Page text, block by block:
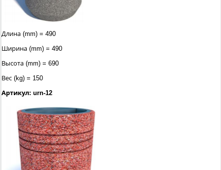
Длина (mm) = 490
Ширина (mm) = 490
Высота (mm) = 690
Вес (kg) = 150
Артикул: urn-12